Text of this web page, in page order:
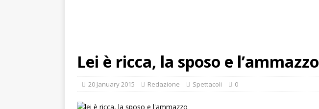
Lei è ricca, la sposo e l’ammazzo
20 January 2015 Redazione Spettacoli 0